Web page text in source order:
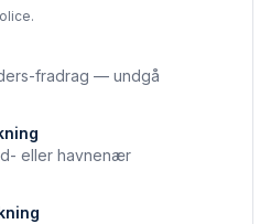
fradrag — undgå
eller havnenær